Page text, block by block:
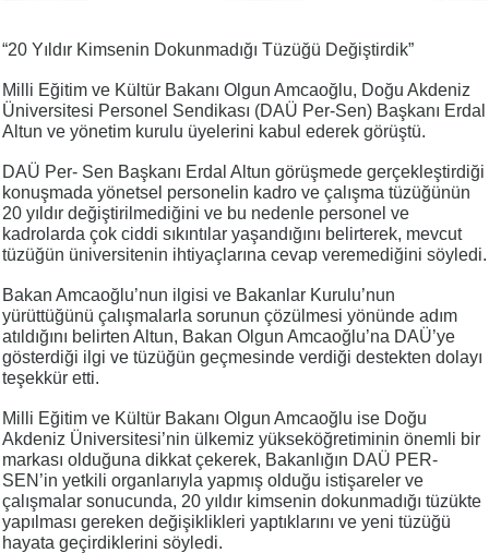
“20 Yıldır Kimsenin Dokunmadığı Tüzüğü Değiştirdik”
Milli Eğitim ve Kültür Bakanı Olgun Amcaoğlu, Doğu Akdeniz
Üniversitesi Personel Sendikası (DAÜ Per-Sen) Başkanı Erdal
Altun ve yönetim kurulu üyelerini kabul ederek görüştü.
DAÜ Per- Sen Başkanı Erdal Altun görüşmede gerçekleştirdiği
konuşmada yönetsel personelin kadro ve çalışma tüzüğünün
20 yıldır değiştirilmediğini ve bu nedenle personel ve
kadrolarda çok ciddi sıkıntılar yaşandığını belirterek, mevcut
tüzüğün üniversitenin ihtiyaçlarına cevap veremediğini söyledi.
Bakan Amcaoğlu’nun ilgisi ve Bakanlar Kurulu’nun
yürüttüğünü çalışmalarla sorunun çözülmesi yönünde adım
atıldığını belirten Altun, Bakan Olgun Amcaoğlu’na DAÜ’ye
gösterdiği ilgi ve tüzüğün geçmesinde verdiği destekten dolayı
teşekkür etti.
Milli Eğitim ve Kültür Bakanı Olgun Amcaoğlu ise Doğu
Akdeniz Üniversitesi’nin ülkemiz yükseköğretiminin önemli bir
markası olduğuna dikkat çekerek, Bakanlığın DAÜ PER-
SEN’in yetkili organlarıyla yapmış olduğu istişareler ve
çalışmalar sonucunda, 20 yıldır kimsenin dokunmadığı tüzükte
yapılması gereken değişiklikleri yaptıklarını ve yeni tüzüğü
hayata geçirdiklerini söyledi.